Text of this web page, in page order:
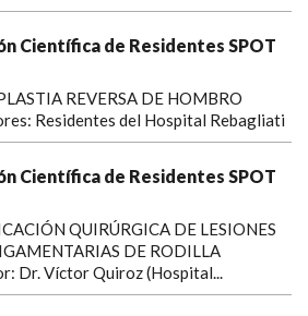
Científica de Residentes SPOT
REVERSA DE HOMBRO
Residentes del Hospital Rebagliati
Científica de Residentes SPOT
QUIRÚRGICA DE LESIONES
DE RODILLA
Dr. Víctor Quiroz (Hospital...